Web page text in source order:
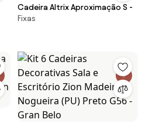
Cadeira Altrix Aproximação S -
Fixas